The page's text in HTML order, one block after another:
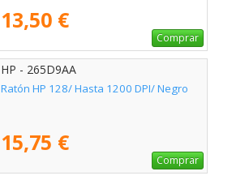
13,50 €
Comprar
HP - 265D9AA
Ratón HP 128/ Hasta 1200 DPI/ Negro
15,75 €
Comprar